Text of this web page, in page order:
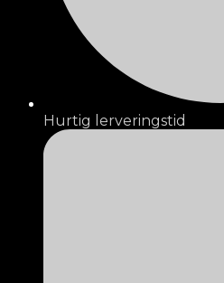
Hurtig lerveringstid